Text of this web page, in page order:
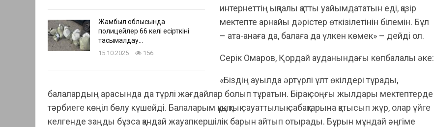
Жамбыл облысында
полицейлер 66 келі есірткіні
тасымалдау…
15.10.2025 156
интернеттің ықпалы қатты уайымдататын еді, қазір
мектепте арнайы дәрістер өткізілетінін білемін. Бұл
– ата-анаға да, балаға да үлкен көмек» – дейді ол.
Серік Омаров, Қордай ауданындағы көпбалалы әке:
«Біздің ауылда әртүрлі ұлт өкілдері тұрады,
балалардың арасында да түрлі жағдайлар болып тұратын. Бірақ соңғы жылдары мектептерде
тәрбиеге көңіл бөлу күшейді. Балаларым құқықтық сауаттылық сабақтарына қатысып жүр, олар үйге
келгенде заңды бұзса қандай жауапкершілік барын айтып отырады. Бұрын мұндай әңгіме